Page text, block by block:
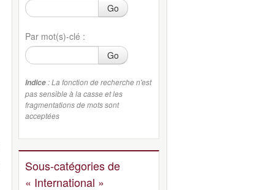
Go
Par mot(s)-clé :
Go
Indice : La fonction de recherche n'est
pas sensible à la casse et les
fragmentations de mots sont
acceptées
Sous-catégories de
« International »